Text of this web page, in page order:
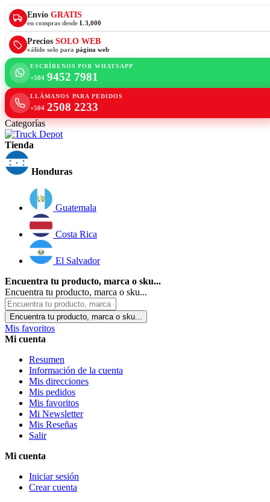
Envío GRATIS
en compras desde L 3,000
Precios SOLO WEB
válido solo para página web
ESCRÍBENOS POR WHATSAPP
+504 9452 7981
LLÁMANOS PARA PEDIDOS
+504 2508 2233
Categorías
Tienda
Honduras
Guatemala
Costa Rica
El Salvador
Encuentra tu producto, marca o sku...
Encuentra tu producto, marca o sku...
Encuentra tu producto, marca o sku...
Mis favoritos
Mi cuenta
Resumen
Información de la cuenta
Mis direcciones
Mis pedidos
Mis favoritos
Mi Newsletter
Mis Reseñas
Salir
Mi cuenta
Iniciar sesión
Crear cuenta